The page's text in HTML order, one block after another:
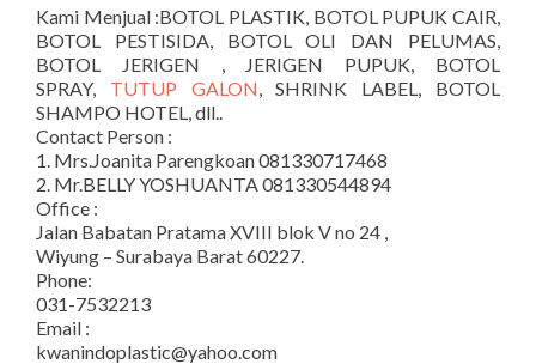
Kami Menjual :BOTOL PLASTIK, BOTOL PUPUK CAIR,
BOTOL PESTISIDA, BOTOL OLI DAN PELUMAS,
BOTOL JERIGEN , JERIGEN PUPUK, BOTOL
SPRAY, TUTUP GALON, SHRINK LABEL, BOTOL
SHAMPO HOTEL, dll..
Contact Person :
1. Mrs.Joanita Parengkoan 081330717468
2. Mr.BELLY YOSHUANTA 081330544894
Office :
Jalan Babatan Pratama XVIII blok V no 24 ,
Wiyung – Surabaya Barat 60227.
Phone:
031-7532213
Email :
kwanindoplastic@yahoo.com